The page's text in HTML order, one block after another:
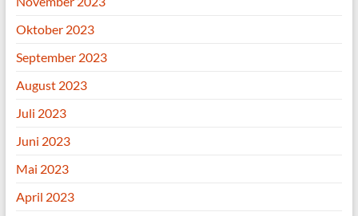
Oktober 2023
September 2023
August 2023
Juli 2023
Juni 2023
Mai 2023
April 2023